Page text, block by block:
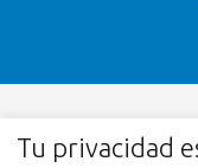
Tu privacidad